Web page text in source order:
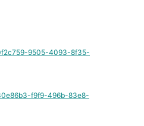
9505-4093-8f35-
f9f9-496b-83e8-